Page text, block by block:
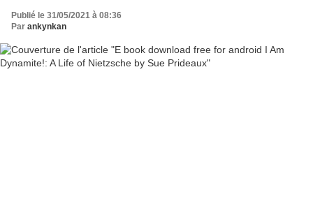
Publié le 31/05/2021 à 08:36
Par ankynkan